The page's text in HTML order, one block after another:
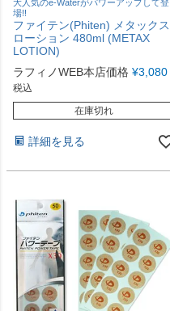
大人気のe-Waterがパワーアップして登
場!!
ファイテン(Phiten) メタックス
ローション 480ml (METAX
LOTION)
ラフィノWEB本店価格 ¥3,080
税込
在庫切れ
詳細を見る